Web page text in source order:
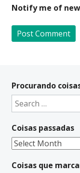
Notify me of
t
e
a
t
i
v
Procurando
Search
for:
Coisas passadas
Coisas
Coisas que